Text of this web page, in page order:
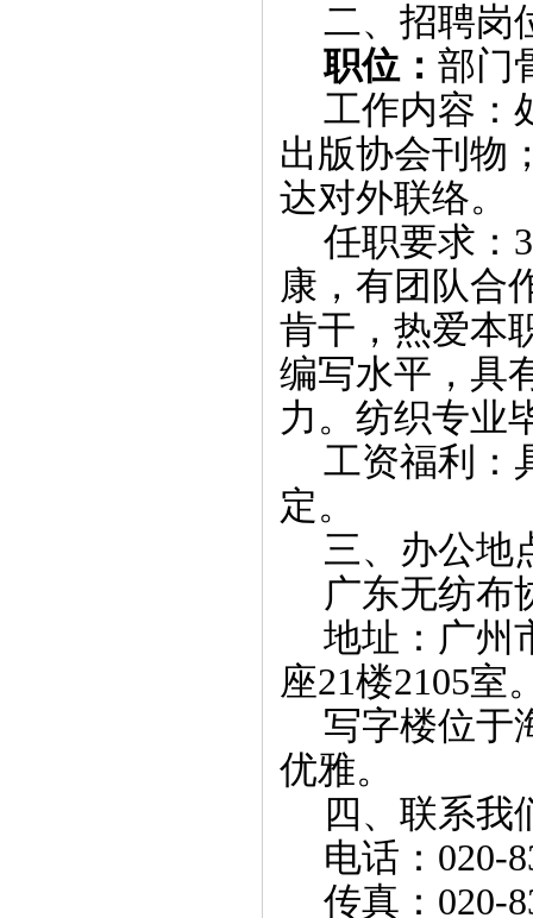
二、招聘岗
职位：部门
工作内容：
出版协会刊物
达对外联络。
任职要求：
康，有团队合
肯干，热爱本
编写水平，具
力。纺织专业
工资福利：
定。
三、办公地
广东无纺布
地址：广州
座21楼2105室
写字楼位于
优雅。
四、联系我
电话： 020-
传真： 020-